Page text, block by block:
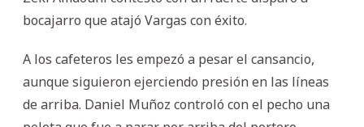
bocajarro que atajó Vargas con éxito.
A los cafeteros les empezó a pesar el cansancio,
aunque siguieron ejerciendo presión en las líneas
de arriba. Daniel Muñoz controló con el pecho una